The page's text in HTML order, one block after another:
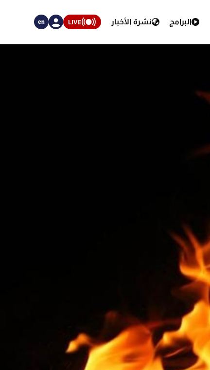
البرامج نشرة الأخبار LIVE
en